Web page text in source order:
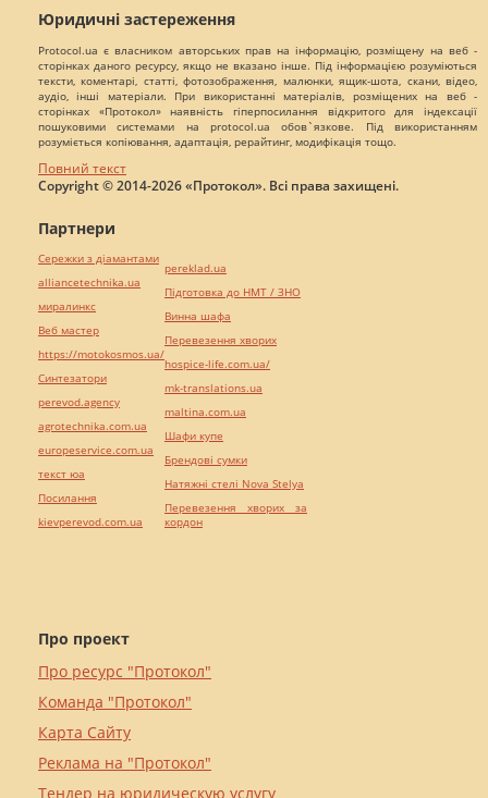
Юридичні застереження
Protocol.ua є власником авторських прав на інформацію, розміщену на веб -
сторінках даного ресурсу, якщо не вказано інше. Під інформацією розуміються
тексти, коментарі, статті, фотозображення, малюнки, ящик-шота, скани, відео,
аудіо, інші матеріали. При використанні матеріалів, розміщених на веб -
сторінках «Протокол» наявність гіперпосилання відкритого для індексації
пошуковими системами на protocol.ua обов`язкове. Під використанням
розуміється копіювання, адаптація, рерайтинг, модифікація тощо.
Повний текст
Copyright © 2014-2026 «Протокол». Всі права захищені.
Про проект
Про ресурс "Протокол"
Команда "Протокол"
Карта Сайту
Реклама на "Протокол"
Тендер на юридическую услугу
Партнери
Сережки з діамантами
alliancetechnika.ua
миралинкс
Веб мастер
https://motokosmos.ua/
Синтезатори
perevod.agency
agrotechnika.com.ua
europeservice.com.ua
текст юа
Посилання
kievperevod.com.ua
pereklad.ua
Підготовка до НМТ / ЗНО
Винна шафа
Перевезення хворих
hospice-life.com.ua/
mk-translations.ua
maltina.com.ua
Шафи купе
Брендові сумки
Натяжні стелі Nova Stelya
Перевезення хворих за
кордон